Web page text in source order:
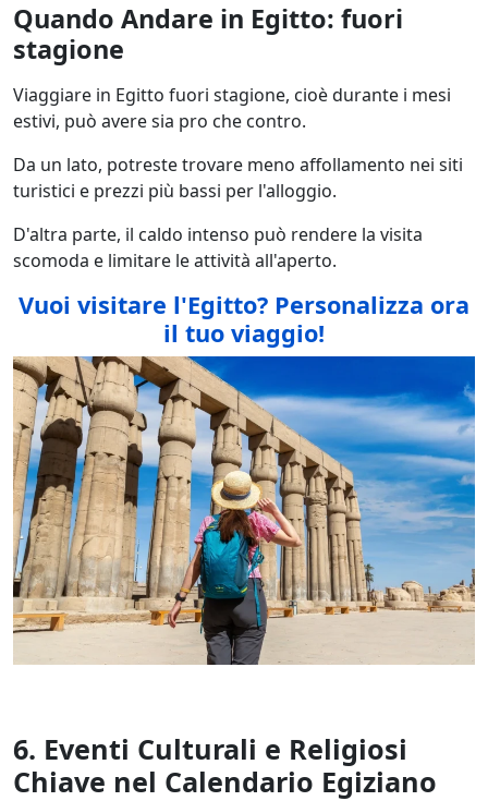
Quando Andare in Egitto: fuori
stagione
Viaggiare in Egitto fuori stagione, cioè durante i mesi
estivi, può avere sia pro che contro.
Da un lato, potreste trovare meno affollamento nei siti
turistici e prezzi più bassi per l'alloggio.
D'altra parte, il caldo intenso può rendere la visita
scomoda e limitare le attività all'aperto.
Vuoi visitare l'Egitto? Personalizza ora
il tuo viaggio!
6. Eventi Culturali e Religiosi
Chiave nel Calendario Egiziano